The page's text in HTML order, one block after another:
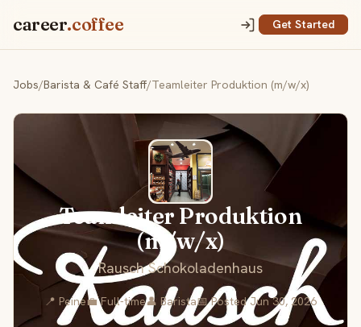
career.coffee Get Started
Jobs/Barista & Café Staff/Teamleiter Produktion (m/w/x)
Teamleiter Produktion
(m/w/x)
Rausch Schokoladenhaus
📍 Peine💼 Full-time👤 Barista📅 Posted Jun 30, 2026